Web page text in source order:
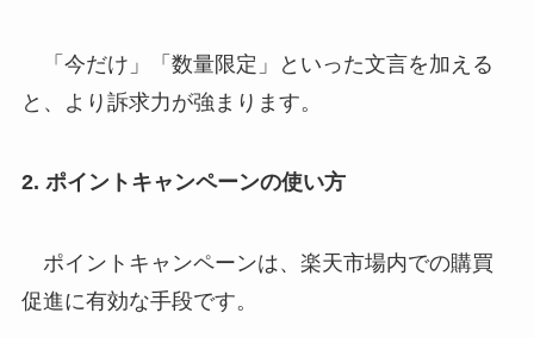
「今だけ」「数量限定」といった文言を加える
と、より訴求力が強まります。
2. ポイントキャンペーンの使い方
ポイントキャンペーンは、楽天市場内での購買
促進に有効な手段です。